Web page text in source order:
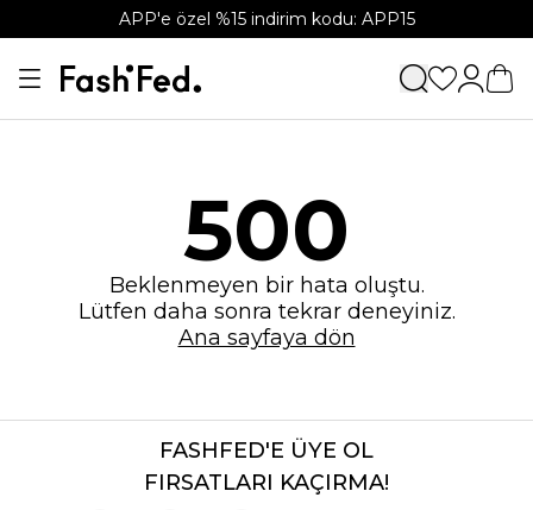
APP'e özel %15 indirim kodu: APP15
500
Beklenmeyen bir hata oluştu.
Lütfen daha sonra tekrar deneyiniz.
Ana sayfaya dön
FASHFED'E ÜYE OL
FIRSATLARI KAÇIRMA!